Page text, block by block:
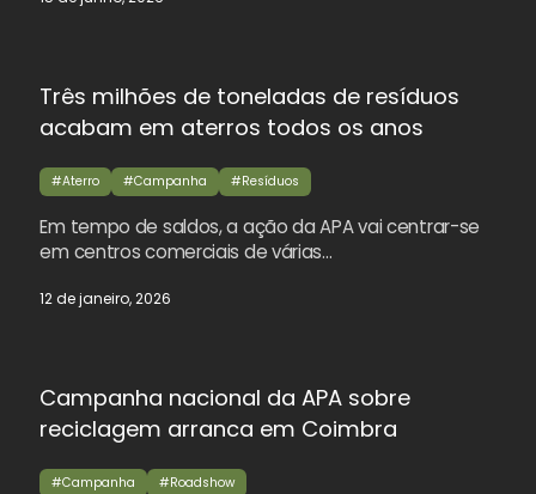
Três milhões de toneladas de resíduos
acabam em aterros todos os anos
#Aterro #Campanha #Resíduos
Em tempo de saldos, a ação da APA vai centrar-se
em centros comerciais de várias…
12 de janeiro, 2026
Campanha nacional da APA sobre
reciclagem arranca em Coimbra
#Campanha #Roadshow